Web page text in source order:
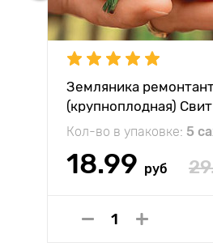
Земляника
(крупноплодная)
Кол-во в упаковке: 5
18.99 руб